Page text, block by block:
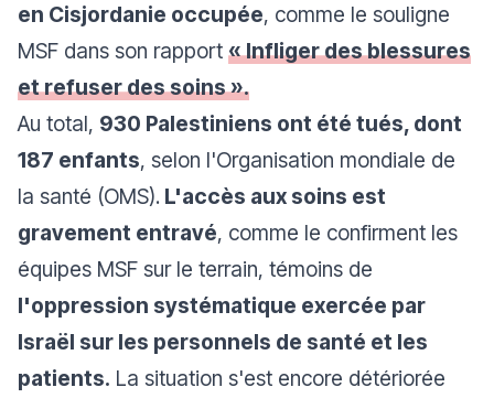
en Cisjordanie occupée, comme le souligne
MSF dans son rapport « Infliger des blessures
et refuser des soins ».
Au total, 930 Palestiniens ont été tués, dont
187 enfants, selon l'Organisation mondiale de
la santé (OMS). L'accès aux soins est
gravement entravé, comme le confirment les
équipes MSF sur le terrain, témoins de
l'oppression systématique exercée par
Israël sur les personnels de santé et les
patients. La situation s'est encore détériorée